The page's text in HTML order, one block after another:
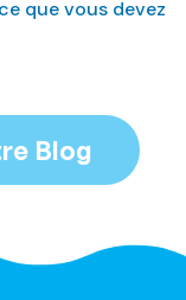
que vous devez
Blog